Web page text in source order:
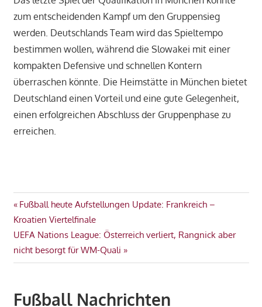
zum entscheidenden Kampf um den Gruppensieg
werden. Deutschlands Team wird das Spieltempo
bestimmen wollen, während die Slowakei mit einer
kompakten Defensive und schnellen Kontern
überraschen könnte. Die Heimstätte in München bietet
Deutschland einen Vorteil und eine gute Gelegenheit,
einen erfolgreichen Abschluss der Gruppenphase zu
erreichen.
WM
Beitragsnavigation
Vorheriger
Beitrag:
Fußball heute Aufstellungen Update: Frankreich –
Kroatien Viertelfinale
Nächster
Beitrag:
UEFA Nations League: Österreich verliert, Rangnick aber
nicht besorgt für WM-Quali
Fußball Nachrichten